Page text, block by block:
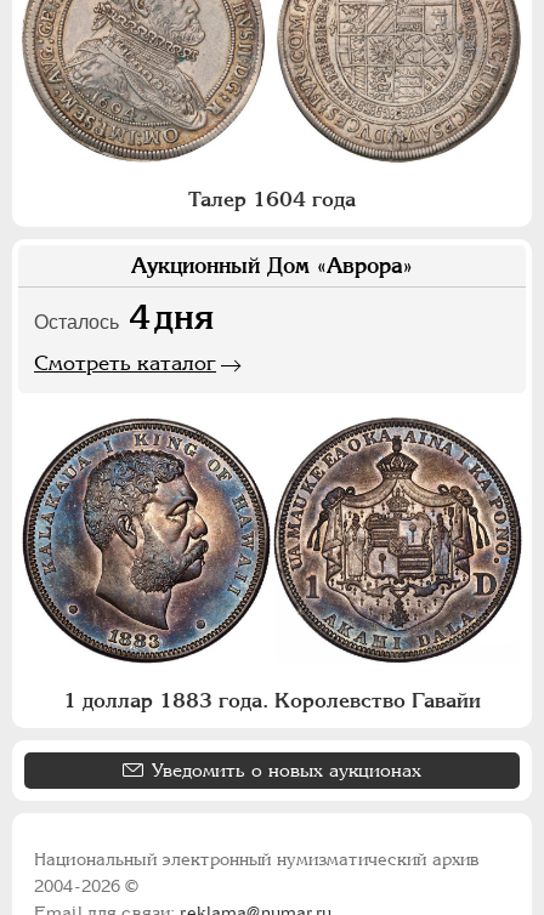
Талер 1604 года
Аукционный Дом «Аврора»
Осталось 4дня
Смотреть каталог
1 доллар 1883 года. Королевство Гавайи
Уведомить о новых аукционах
Национальный электронный нумизматический архив
2004-2026 ©